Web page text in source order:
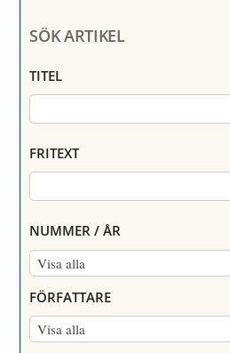
SÖK ARTIKEL
TITEL
FRITEXT
NUMMER / ÅR
Visa alla
N
M
M
FÖRFATTARE
Visa alla